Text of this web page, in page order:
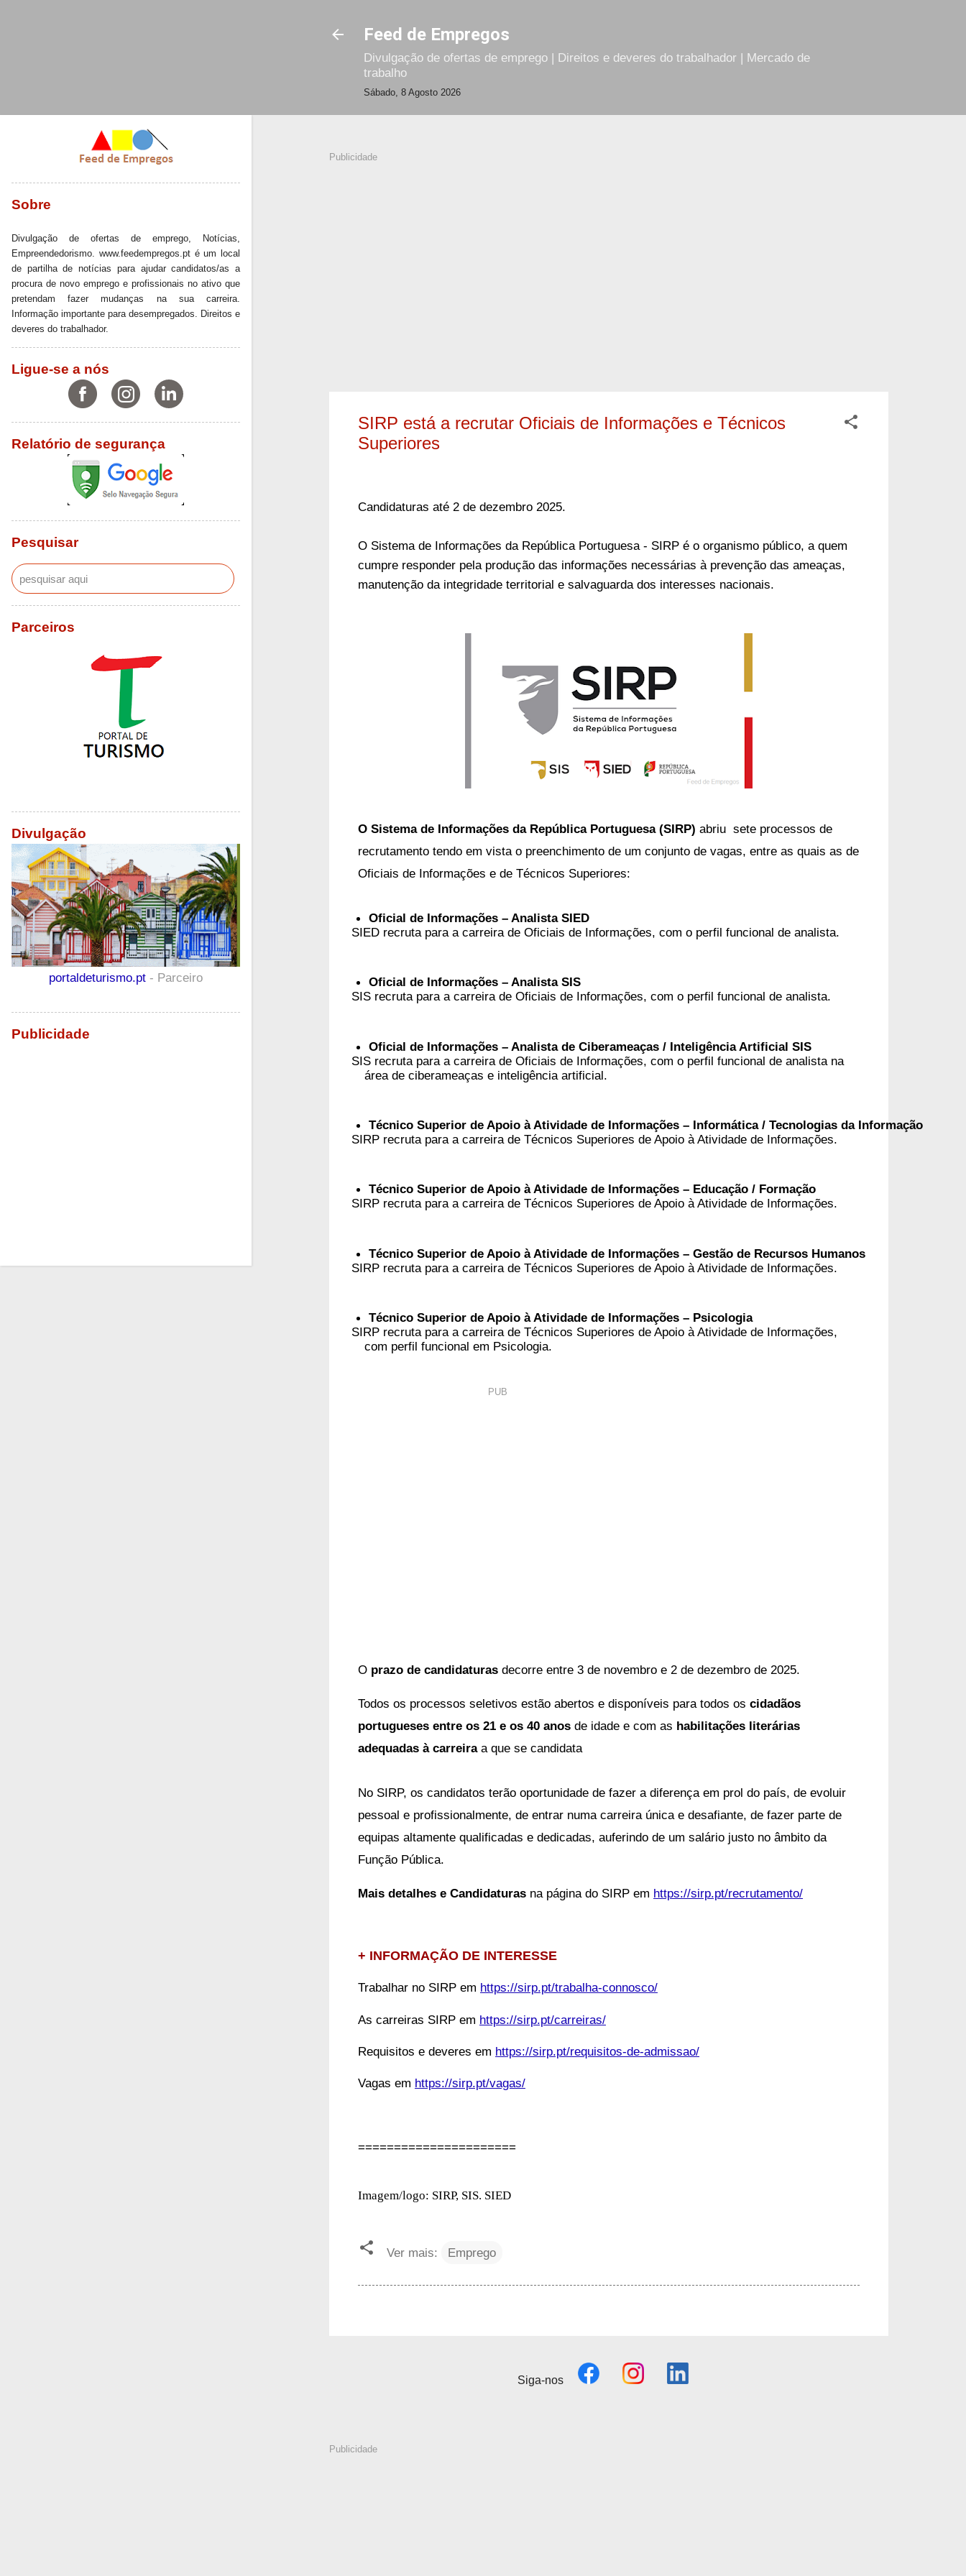
Feed de Empregos
Divulgação de ofertas de emprego | Direitos e deveres do trabalhador | Mercado de
trabalho
Sábado, 8 Agosto 2026
Publicidade
SIRP está a recrutar Oficiais de Informações e Técnicos
Superiores
Candidaturas até 2 de dezembro 2025.
O Sistema de Informações da República Portuguesa - SIRP é o organismo público, a quem
cumpre responder pela produção das informações necessárias à prevenção das ameaças,
manutenção da integridade territorial e salvaguarda dos interesses nacionais.
O Sistema de Informações da República Portuguesa (SIRP) abriu sete processos de
recrutamento tendo em vista o preenchimento de um conjunto de vagas, entre as quais as de
Oficiais de Informações e de Técnicos Superiores:
Oficial de Informações – Analista SIED
SIED recruta para a carreira de Oficiais de Informações, com o perfil funcional de analista.
Oficial de Informações – Analista SIS
SIS recruta para a carreira de Oficiais de Informações, com o perfil funcional de analista.
Oficial de Informações – Analista de Ciberameaças / Inteligência Artificial SIS
SIS recruta para a carreira de Oficiais de Informações, com o perfil funcional de analista na
área de ciberameaças e inteligência artificial.
Técnico Superior de Apoio à Atividade de Informações – Informática / Tecnologias da Informação
SIRP recruta para a carreira de Técnicos Superiores de Apoio à Atividade de Informações.
Técnico Superior de Apoio à Atividade de Informações – Educação / Formação
SIRP recruta para a carreira de Técnicos Superiores de Apoio à Atividade de Informações.
Técnico Superior de Apoio à Atividade de Informações – Gestão de Recursos Humanos
SIRP recruta para a carreira de Técnicos Superiores de Apoio à Atividade de Informações.
Técnico Superior de Apoio à Atividade de Informações – Psicologia
SIRP recruta para a carreira de Técnicos Superiores de Apoio à Atividade de Informações,
com perfil funcional em Psicologia.
PUB
O prazo de candidaturas decorre entre 3 de novembro e 2 de dezembro de 2025.
Todos os processos seletivos estão abertos e disponíveis para todos os cidadãos
portugueses entre os 21 e os 40 anos de idade e com as habilitações literárias
adequadas à carreiraa que se candidata
No SIRP, os candidatos terão oportunidade de fazer a diferença em prol do país, de evoluir
pessoal e profissionalmente, de entrar numa carreira única e desafiante, de fazer parte de
equipas altamente qualificadas e dedicadas, auferindo de um salário justo no âmbito da
Função Pública.
Mais detalhes e Candidaturas na página do SIRP em https://sirp.pt/recrutamento/
+ INFORMAÇÃO DE INTERESSE
Trabalhar no SIRP em https://sirp.pt/trabalha-connosco/
As carreiras SIRP em https://sirp.pt/carreiras/
Requisitos e deveres em https://sirp.pt/requisitos-de-admissao/
Vagas em https://sirp.pt/vagas/
======================
Imagem/logo: SIRP, SIS. SIED
Ver mais: Emprego
Siga-nos
Publicidade
Sobre
Divulgação de ofertas de emprego, Notícias,
Empreendedorismo. www.feedempregos.pt é um local
de partilha de notícias para ajudar candidatos/as a
procura de novo emprego e profissionais no ativo que
pretendam fazer mudanças na sua carreira.
Informação importante para desempregados. Direitos e
deveres do trabalhador.
Ligue-se a nós
Relatório de segurança
Pesquisar
Parceiros
Divulgação
portaldeturismo.pt - Parceiro
Publicidade